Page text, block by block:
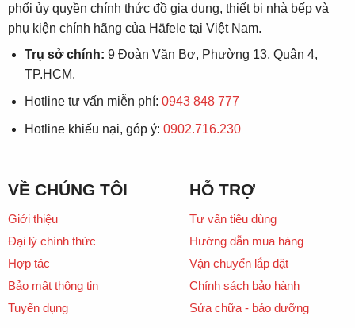
phối ủy quyền chính thức đồ gia dụng, thiết bị nhà bếp và
phụ kiện chính hãng của Häfele tại Việt Nam.
Trụ sở chính: 9 Đoàn Văn Bơ, Phường 13, Quận 4,
TP.HCM.
Hotline tư vấn miễn phí: 0943 848 777
Hotline khiếu nại, góp ý: 0902.716.230
VỀ CHÚNG TÔI
Giới thiệu
Đại lý chính thức
Hợp tác
Bảo mật thông tin
Tuyển dụng
HỖ TRỢ
Tư vấn tiêu dùng
Hướng dẫn mua hàng
Vận chuyển lắp đặt
Chính sách bảo hành
Sửa chữa - bảo dưỡng